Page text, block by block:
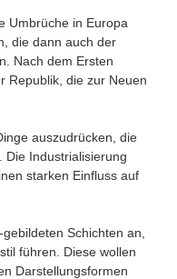
Umbrüche in Europa
die dann auch der
Nach dem Ersten
Republik, die zur Neuen
auszudrücken, die
Die Industrialisierung
starken Einfluss auf
Schichten an,
führen. Diese wollen
Darstellungsformen